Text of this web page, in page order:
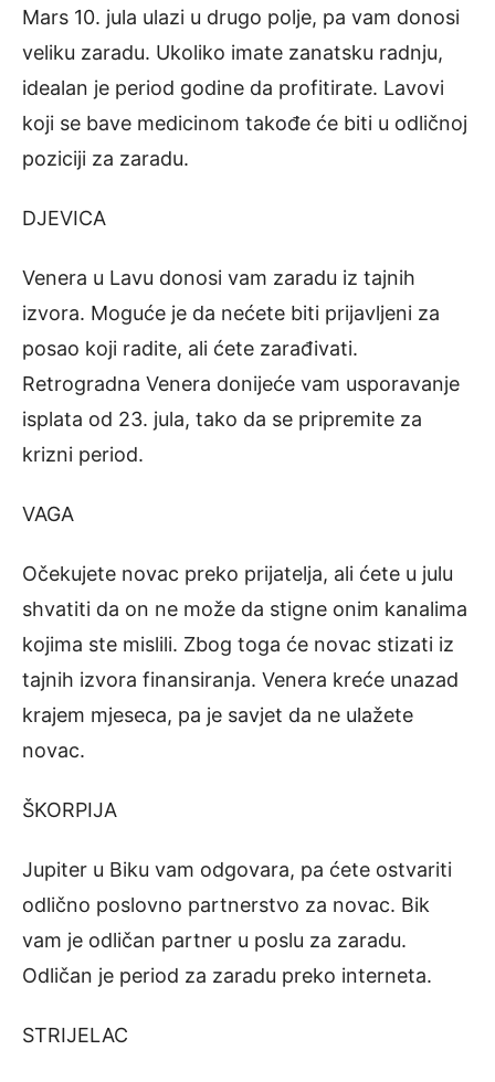
Mars 10. jula ulazi u drugo polje, pa vam donosi
veliku zaradu. Ukoliko imate zanatsku radnju,
idealan je period godine da profitirate. Lavovi
koji se bave medicinom takođe će biti u odličnoj
poziciji za zaradu.
DJEVICA
Venera u Lavu donosi vam zaradu iz tajnih
izvora. Moguće je da nećete biti prijavljeni za
posao koji radite, ali ćete zarađivati.
Retrogradna Venera donijeće vam usporavanje
isplata od 23. jula, tako da se pripremite za
krizni period.
VAGA
Očekujete novac preko prijatelja, ali ćete u julu
shvatiti da on ne može da stigne onim kanalima
kojima ste mislili. Zbog toga će novac stizati iz
tajnih izvora finansiranja. Venera kreće unazad
krajem mjeseca, pa je savjet da ne ulažete
novac.
ŠKORPIJA
Jupiter u Biku vam odgovara, pa ćete ostvariti
odlično poslovno partnerstvo za novac. Bik
vam je odličan partner u poslu za zaradu.
Odličan je period za zaradu preko interneta.
STRIJELAC